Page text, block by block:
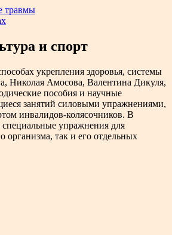
травмы
и спорт
укрепления здоровья, системы
Николая Амосова, Валентина Дикуля,
пособия и научные
занятий силовыми упражнениями,
инвалидов-колясочников. В
специальные упражнения для
организма, так и его отдельных